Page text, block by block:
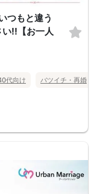
つもと違う
!!【お一人
代向け バツイチ・再婚